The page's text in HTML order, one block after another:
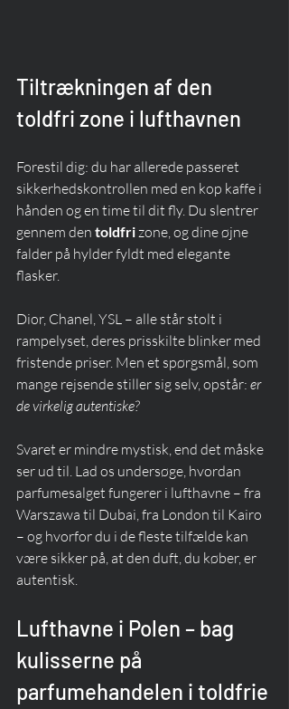
Tiltrækningen af den
toldfri zone i lufthavnen
Forestil dig: du har allerede passeret
sikkerhedskontrollen med en kop kaffe i
hånden og en time til dit fly. Du slentrer
gennem den toldfri zone, og dine øjne
falder på hylder fyldt med elegante
flasker.
Dior, Chanel, YSL – alle står stolt i
rampelyset, deres prisskilte blinker med
fristende priser. Men et spørgsmål, som
mange rejsende stiller sig selv, opstår: er
de virkelig autentiske?
Svaret er mindre mystisk, end det måske
ser ud til. Lad os undersøge, hvordan
parfumesalget fungerer i lufthavne – fra
Warszawa til Dubai, fra London til Kairo
– og hvorfor du i de fleste tilfælde kan
være sikker på, at den duft, du køber, er
autentisk.
Lufthavne i Polen – bag
kulisserne på
parfumehandelen i toldfrie